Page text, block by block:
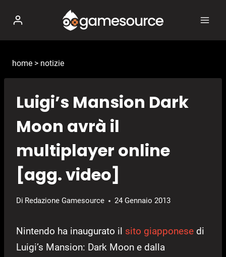
contenuto
home > notizie
Luigi’s Mansion Dark
Moon avrà il
multiplayer online
[agg. video]
Di Redazione Gamesource 24 Gennaio 2013
Nintendo ha inaugurato il sito giapponese di
Luigi’s Mansion: Dark Moon e dalla